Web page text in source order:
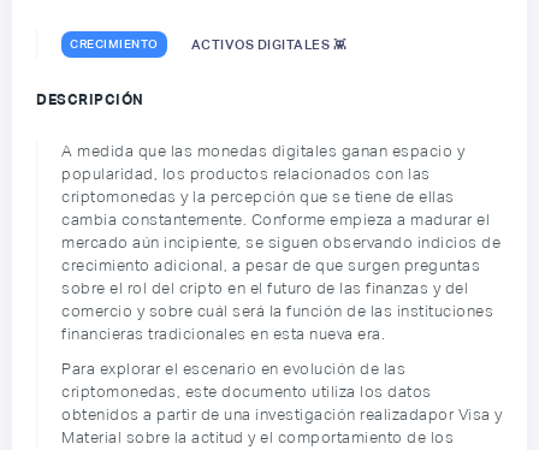
CRECIMIENTO ACTIVOS DIGITALES 👾
DESCRIPCIÓN
A medida que las monedas digitales ganan espacio y
popularidad, los productos relacionados con las
criptomonedas y la percepción que se tiene de ellas
cambia constantemente. Conforme empieza a madurar el
mercado aún incipiente, se siguen observando indicios de
crecimiento adicional, a pesar de que surgen preguntas
sobre el rol del cripto en el futuro de las finanzas y del
comercio y sobre cuál será la función de las instituciones
financieras tradicionales en esta nueva era.
Para explorar el escenario en evolución de las
criptomonedas, este documento utiliza los datos
obtenidos a partir de una investigación realizadapor Visa y
Material sobre la actitud y el comportamiento de los